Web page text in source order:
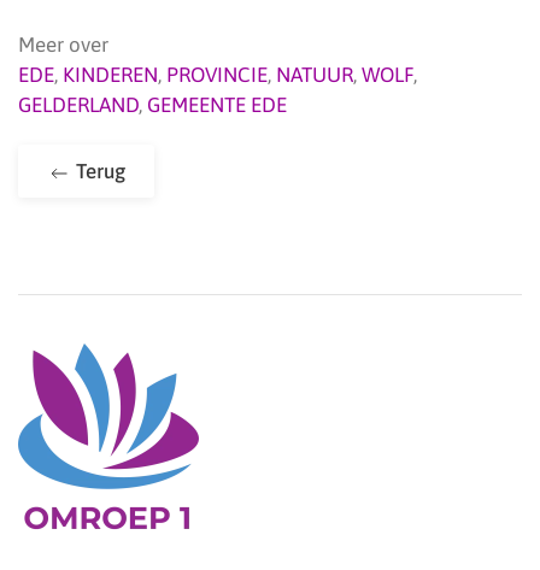
Meer over
EDE, KINDEREN, PROVINCIE, NATUUR, WOLF,
GELDERLAND, GEMEENTE EDE
Terug